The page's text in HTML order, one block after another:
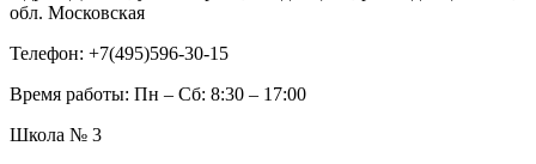
обл. Московская
Телефон: +7(495)596-30-15
Время работы: Пн – Сб: 8:30 – 17:00
Школа № 3